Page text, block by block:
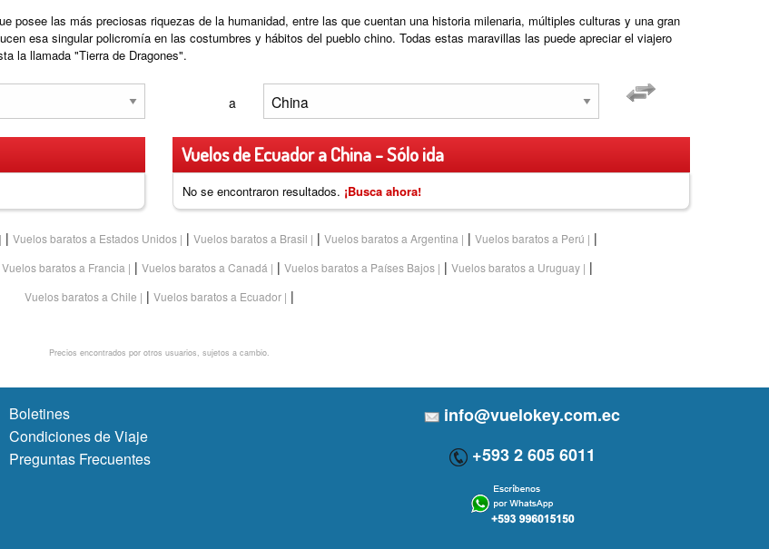
posee las más preciosas riquezas de la humanidad, entre las que cuentan una historia milenaria, múltiples culturas y una gran
esa singular policromía en las costumbres y hábitos del pueblo chino. Todas estas maravillas las puede apreciar el viajero
la llamada "Tierra de Dragones".
a
Vuelos de Ecuador a China - Sólo ida
No se encontraron resultados. ¡Busca ahora!
| Vuelos baratos a Estados Unidos | Vuelos baratos a Brasil | Vuelos baratos a Argentina | Vuelos baratos a Perú |
Vuelos baratos a Francia | Vuelos baratos a Canadá | Vuelos baratos a Países Bajos | Vuelos baratos a Uruguay |
Vuelos baratos a Chile | Vuelos baratos a Ecuador |
Precios encontrados por otros usuarios, sujetos a cambio.
Boletines
Condiciones de Viaje
Preguntas Frecuentes
info@vuelokey.com.ec
+593 2 605 6011